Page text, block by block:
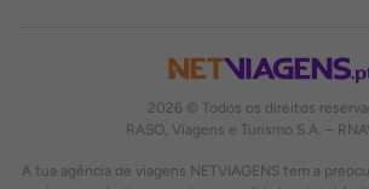
2026 © Todos os direitos
RASO, Viagens e Turismo S.A. –
A tua agência de viagens NETVIAGENS tem a